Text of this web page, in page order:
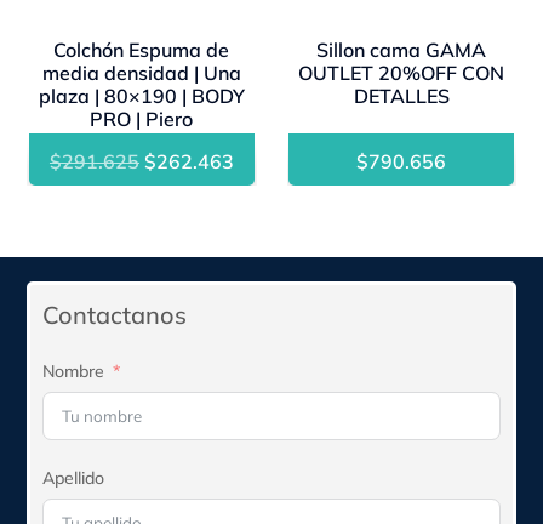
Colchón Espuma de
media densidad | Una
plaza | 80×190 | BODY
PRO | Piero
$291.625 El
precio
$291.625.
$262.463El
precio
$262.463.
Sillon cama GAMA
OUTLET 20%OFF CON
DETALLES
$790.656
Contactanos
Nombre
Apellido